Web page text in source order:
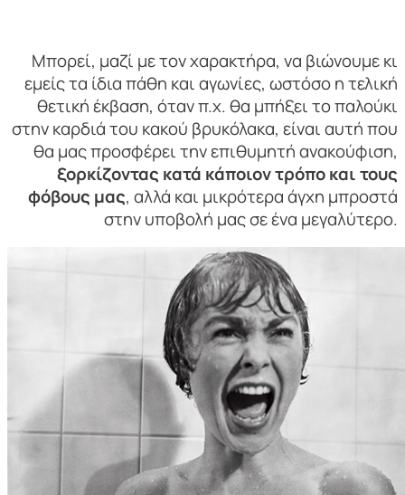
Μπορεί, μαζί με τον χαρακτήρα, να βιώνουμε κι
εμείς τα ίδια πάθη και αγωνίες, ωστόσο η τελική
θετική έκβαση, όταν π.χ. θα μπήξει το παλούκι
στην καρδιά του κακού βρυκόλακα, είναι αυτή που
θα μας προσφέρει την επιθυμητή ανακούφιση,
ξορκίζοντας κατά κάποιον τρόπο και τους
φόβους μας, αλλά και μικρότερα άγχη μπροστά
στην υποβολή μας σε ένα μεγαλύτερο.